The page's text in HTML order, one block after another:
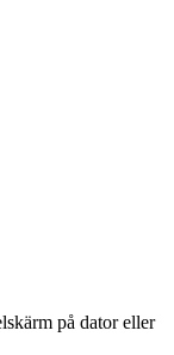
på dator eller